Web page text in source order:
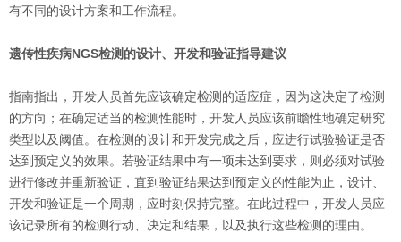
有不同的设计方案和工作流程。
遗传性疾病NGS检测的设计、开发和验证指导建议
指南指出，开发人员首先应该确定检测的适应症，因为这决定了检测
的方向；在确定适当的检测性能时，开发人员应该前瞻性地确定研究
类型以及阈值。在检测的设计和开发完成之后，应进行试验验证是否
达到预定义的效果。若验证结果中有一项未达到要求，则必须对试验
进行修改并重新验证，直到验证结果达到预定义的性能为止，设计、
开发和验证是一个周期，应时刻保持完整。在此过程中，开发人员应
该记录所有的检测行动、决定和结果，以及执行这些检测的理由。